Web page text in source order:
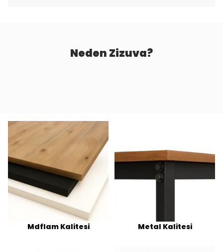
Neden Zizuva?
Mdflam Kalitesi Metal Kalitesi